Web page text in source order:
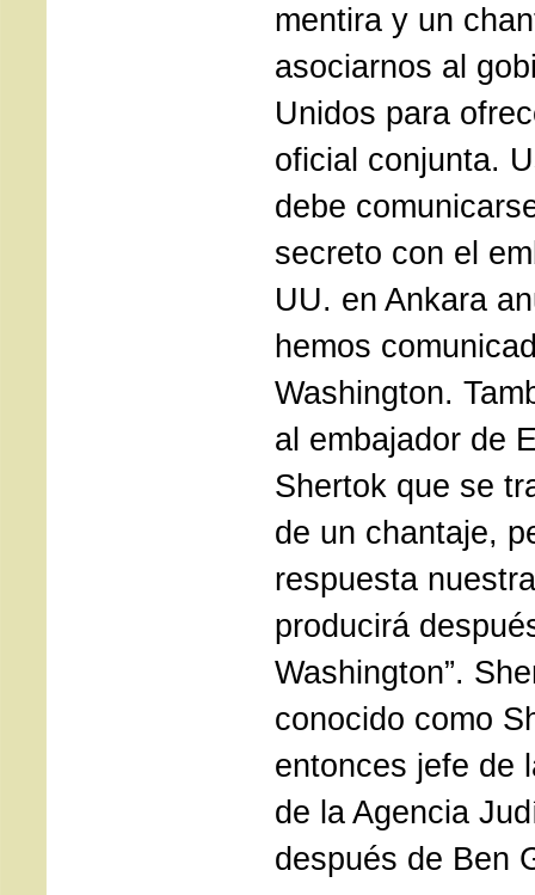
mentira y un
asociarnos al
Unidos para
oficial conjunta.
debe
secreto con el
UU. en Ankara
hemos
Washington.
al embajador de
Shertok que se
de un chantaje,
respuesta
producirá
Washington”.
conocido como
entonces jefe de
de la Agencia
después de Ben